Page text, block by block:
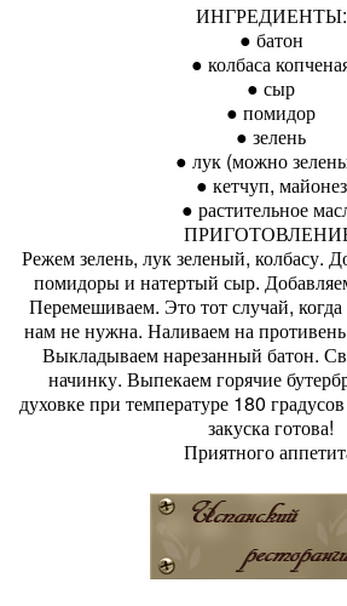
ИНГРЕДИЕНТЫ:
● батон
● колбаса
● сыр
● помидор
● зелень
● лук (можно
● кетчуп, майонез
● растительное
Режем зелень, лук зеленый, колбасу.
помидоры и натертый сыр.
Перемешиваем. Это тот случай,
нам не нужна. Наливаем на противень
Выкладываем нарезанный батон.
начинку. Выпекаем горячие
духовке при температуре 180
закуска готова!
Приятного